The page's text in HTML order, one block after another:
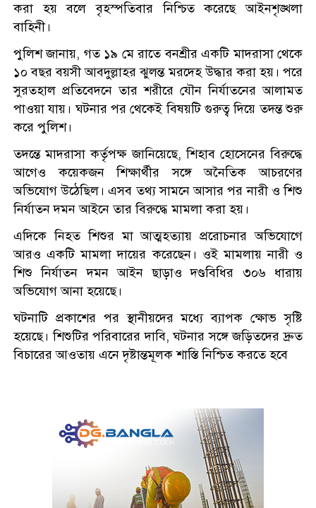
করা হয় বলে বৃহস্পতিবার নিশ্চিত করেছে আইনশৃঙ্খলা
বাহিনী।
পুলিশ জানায়, গত ১৯ মে রাতে বনশ্রীর একটি মাদরাসা থেকে
১০ বছর বয়সী আবদুল্লাহর ঝুলন্ত মরদেহ উদ্ধার করা হয়। পরে
সুরতহাল প্রতিবেদনে তার শরীরে যৌন নির্যাতনের আলামত
পাওয়া যায়। ঘটনার পর থেকেই বিষয়টি গুরুত্ব দিয়ে তদন্ত শুরু
করে পুলিশ।
তদন্তে মাদরাসা কর্তৃপক্ষ জানিয়েছে, শিহাব হোসেনের বিরুদ্ধে
আগেও কয়েকজন শিক্ষার্থীর সঙ্গে অনৈতিক আচরণের
অভিযোগ উঠেছিল। এসব তথ্য সামনে আসার পর নারী ও শিশু
নির্যাতন দমন আইনে তার বিরুদ্ধে মামলা করা হয়।
এদিকে নিহত শিশুর মা আত্মহত্যায় প্ররোচনার অভিযোগে
আরও একটি মামলা দায়ের করেছেন। ওই মামলায় নারী ও
শিশু নির্যাতন দমন আইন ছাড়াও দণ্ডবিধির ৩০৬ ধারায়
অভিযোগ আনা হয়েছে।
ঘটনাটি প্রকাশের পর স্থানীয়দের মধ্যে ব্যাপক ক্ষোভ সৃষ্টি
হয়েছে। শিশুটির পরিবারের দাবি, ঘটনার সঙ্গে জড়িতদের দ্রুত
বিচারের আওতায় এনে দৃষ্টান্তমূলক শাস্তি নিশ্চিত করতে হবে